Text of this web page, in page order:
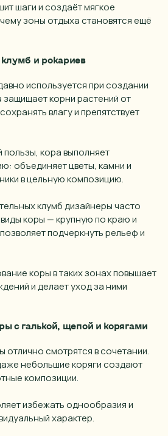
шаги и создаёт мягкое
зоны отдыха становятся ещё
и рокариев
используется при создании
защищает корни растений от
влагу и препятствует
кора выполняет
объединяет цветы, камни и
в цельную композицию.
клумб дизайнеры часто
коры — крупную по краю и
подчеркнуть рельеф и
коры в таких зонах повышает
и делает уход за ними
с галькой, щепой и корягами
смотрятся в сочетании.
небольшие коряги создают
композиции.
избежать однообразия и
характер.